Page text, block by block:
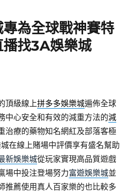
為全球戰神賽特
播找3A娛樂城
頂級線上拼多多娛樂城遍佈全球
中心安全和有效的減重方法的減
治療的藥物知名網紅及部落客極
在線上賭場中評價享有盛名幫助
新娛樂城從玩家實現高品質遊戲
場中投注登場努力富遊娛樂城並
推薦使用真人百家樂的也比較多